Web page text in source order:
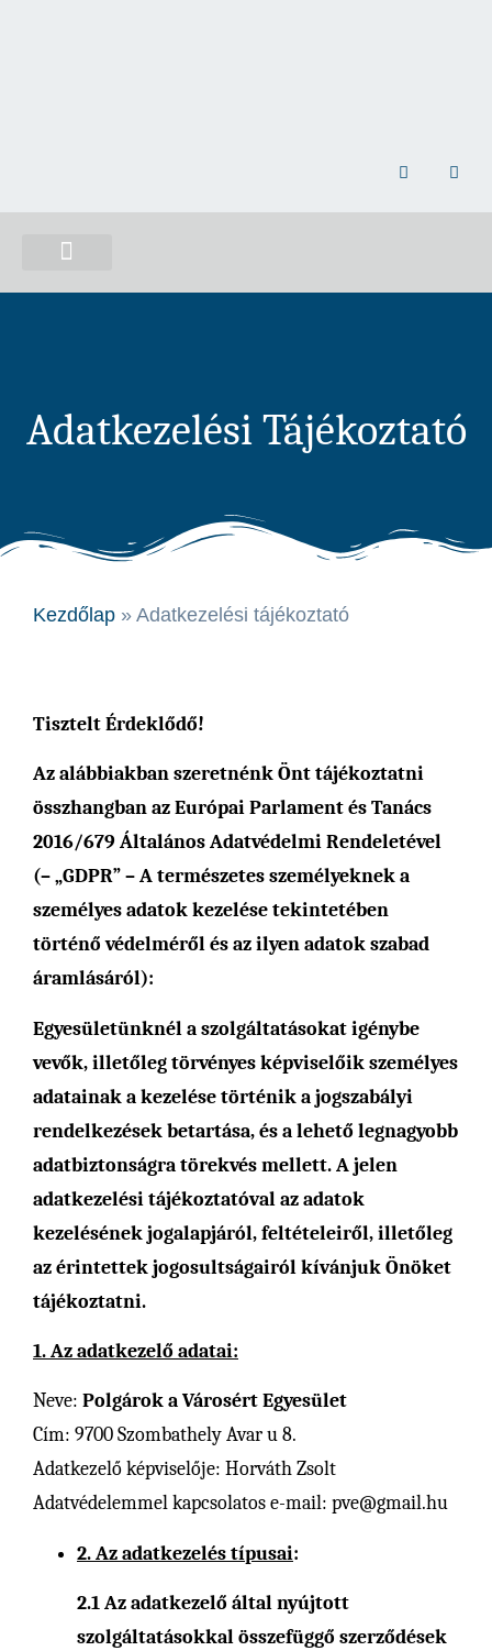
Adatkezelési Tájékoztató
Kezdőlap » Adatkezelési tájékoztató
Tisztelt Érdeklődő!
Az alábbiakban szeretnénk Önt tájékoztatni
összhangban az Európai Parlament és Tanács
2016/679 Általános Adatvédelmi Rendeletével
(– „GDPR” – A természetes személyeknek a
személyes adatok kezelése tekintetében
történő védelméről és az ilyen adatok szabad
áramlásáról):
Egyesületünknél a szolgáltatásokat igénybe
vevők, illetőleg törvényes képviselőik személyes
adatainak a kezelése történik a jogszabályi
rendelkezések betartása, és a lehető legnagyobb
adatbiztonságra törekvés mellett. A jelen
adatkezelési tájékoztatóval az adatok
kezelésének jogalapjáról, feltételeiről, illetőleg
az érintettek jogosultságairól kívánjuk Önöket
tájékoztatni.
1. Az adatkezelő adatai:
Neve: Polgárok a Városért Egyesület
Cím: 9700 Szombathely Avar u 8.
Adatkezelő képviselője: Horváth Zsolt
Adatvédelemmel kapcsolatos e-mail: pve@gmail.hu
2. Az adatkezelés típusai:
2.1 Az adatkezelő által nyújtott
szolgáltatásokkal összefüggő szerződések